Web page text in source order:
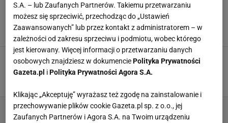
Gwiazdor przeżył koszmar w Katarze. Wbił też
szpilę Niemcom
Michał Salamucha,28 GRUDNIA 2023, 19:32
James Rodriguez chce odejść z klubu po
niecałym roku. Ucieczka z Kataru
S.A. – lub Zaufanych Partnerów. Takiemu przetwarzaniu
możesz się sprzeciwić, przechodząc do „Ustawień
Zaawansowanych” lub przez kontakt z administratorem – w
zależności od zakresu sprzeciwu i podmiotu, wobec którego
jest kierowany. Więcej informacji o przetwarzaniu danych
osobowych znajdziesz w dokumenciePolityka Prywatności
Gazeta.pl iPolityka Prywatności Agora S.A.
Klikając „Akceptuję” wyrażasz też zgodę na zainstalowanie i
przechowywanie plików cookie Gazeta.pl sp. z o.o., jej
Zaufanych Partnerów i Agora S.A. na Twoim urządzeniu